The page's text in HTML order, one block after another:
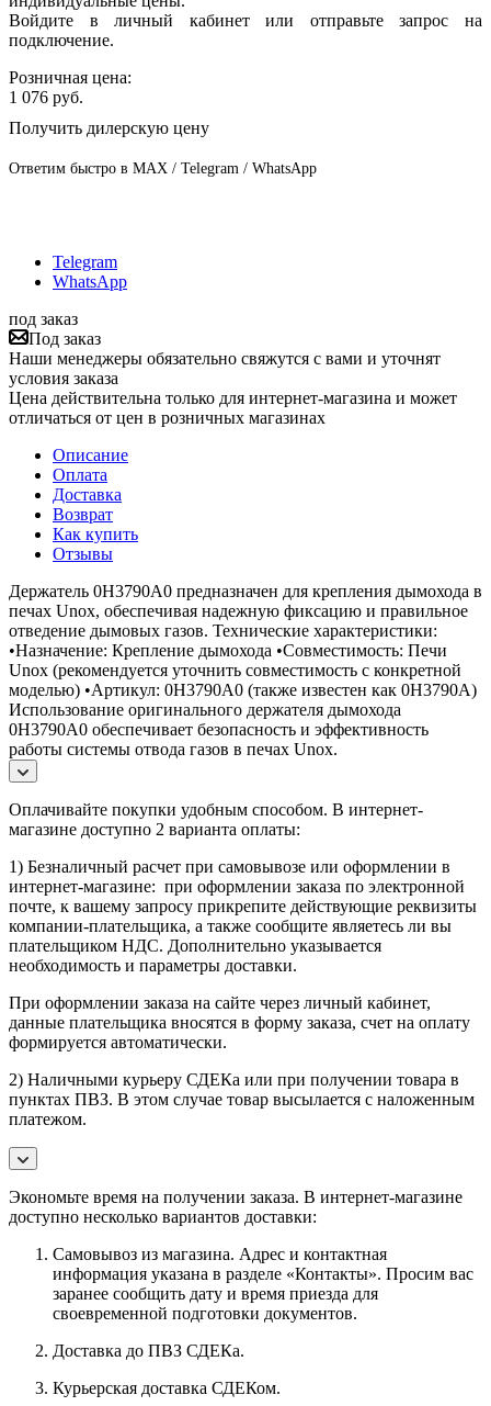
Войдите в личный кабинет или отправьте запрос на
подключение.
Розничная цена:
1 076 руб.
Получить дилерскую цену
Ответим быстро в MAX / Telegram / WhatsApp
Telegram
WhatsApp
под заказ
Под заказ
Наши менеджеры обязательно свяжутся с вами и уточнят
условия заказа
Цена действительна только для интернет-магазина и может
отличаться от цен в розничных магазинах
Описание
Оплата
Доставка
Возврат
Как купить
Отзывы
Держатель 0H3790A0 предназначен для крепления дымохода в
печах Unox, обеспечивая надежную фиксацию и правильное
отведение дымовых газов. Технические характеристики:
•Назначение: Крепление дымохода •Совместимость: Печи
Unox (рекомендуется уточнить совместимость с конкретной
моделью) •Артикул: 0H3790A0 (также известен как 0H3790A)
Использование оригинального держателя дымохода
0H3790A0 обеспечивает безопасность и эффективность
работы системы отвода газов в печах Unox.
Оплачивайте покупки удобным способом. В интернет-
магазине доступно 2 варианта оплаты:
1) Безналичный расчет при самовывозе или оформлении в
интернет-магазине: при оформлении заказа по электронной
почте, к вашему запросу прикрепите действующие реквизиты
компании-плательщика, а также сообщите являетесь ли вы
плательщиком НДС. Дополнительно указывается
необходимость и параметры доставки.
При оформлении заказа на сайте через личный кабинет,
данные плательщика вносятся в форму заказа, счет на оплату
формируется автоматически.
2) Наличными курьеру СДЕКа или при получении товара в
пунктах ПВЗ. В этом случае товар высылается с наложенным
платежом.
Экономьте время на получении заказа. В интернет-магазине
доступно несколько вариантов доставки:
Самовывоз из магазина. Адрес и контактная
информация указана в разделе «Контакты». Просим вас
заранее сообщить дату и время приезда для
своевременной подготовки документов.
Доставка до ПВЗ СДЕКа.
Курьерская доставка СДЕКом.